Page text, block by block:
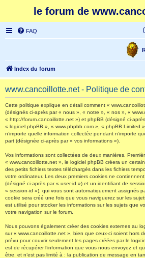
le forum de
FAQ
Index du forum
www.cancoillotte.net - Politique de
Cette politique explique en détail comment «
(désignés ci-après par « nous », « notre », « nos », «
« http://forum.cancoillotte.net ») et phpBB (désigné ci-
« logiciel phpBB », « www.phpbb.com », « phpBB Limited
n’importe quelle information collectée pendant n’importe
part (désignée ci-après par « vos informations »).
Vos informations sont collectées de deux manières.
« www.cancoillotte.net », le logiciel phpBB créera un
des petits fichiers textes téléchargés dans les fichiers
votre ordinateur. Les deux premiers cookies ne
(désigné ci-après par « user-id ») et un identifiant de
« session-id »), qui vous sont automatiquement assignés
cookie sera créé une fois que vous naviguerez sur les
est utilisé pour stocker les informations sur les sujets que
votre navigation sur le forum.
Nous pouvons également créer des cookies externes au
sur « www.cancoillotte.net », bien que ceux-ci soient hors
prévu pour couvrir seulement les pages créées par le
est de récupérer l’information que vous nous envoyez et
être, et n’est pas limité à : la publication de message en